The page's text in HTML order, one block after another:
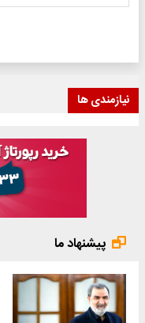
نیازمندی ها
پیشنهاد ما